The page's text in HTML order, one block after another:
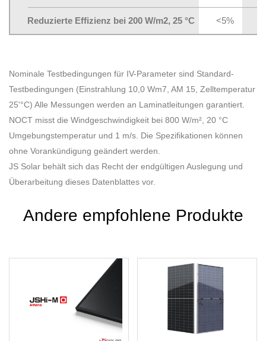
Reduzierte Effizienz bei 200 W/m2, 25 °C <5%
Nominale Testbedingungen für IV-Parameter sind Standard-
Testbedingungen (Einstrahlung 10,0 Wm7, AM 15, Zelltemperatur
25'°C) Alle Messungen werden an Laminatleitungen garantiert.
NOCT misst die Windgeschwindigkeit bei 800 W/m², 20 °C
Umgebungstemperatur und 1 m/s. Die Spezifikationen können
ohne Vorankündigung geändert werden.
JS Solar behält sich das Recht der endgültigen Auslegung und
Überarbeitung dieses Datenblattes vor.
Andere empfohlene Produkte